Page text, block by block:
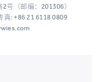
号（邮编：201306）
真: +86 21 6118 0809